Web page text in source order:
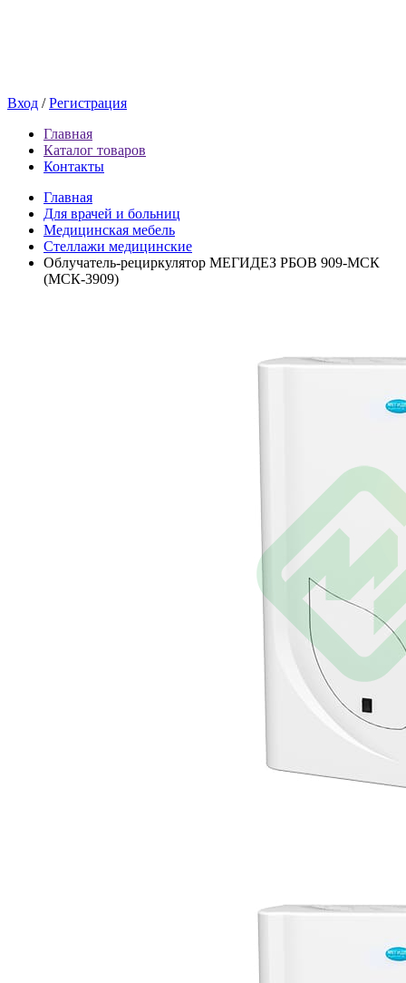
Вход /Регистрация
Главная
Каталог товаров
Контакты
Главная
Для врачей и больниц
Медицинская мебель
Стеллажи медицинские
Облучатель-рециркулятор МЕГИДЕЗ РБОВ 909-МСК
(МСК-3909)